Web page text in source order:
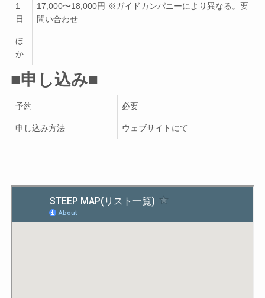
1
日
17,000〜18,000円 ※ガイドカンパニーにより異なる。要
問い合わせ
ほ
か
■申し込み■
予約 必要
申し込み方法 ウェブサイトにて